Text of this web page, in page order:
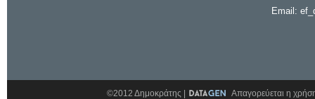
Email:
©2012 Δημοκράτης | Απαγορεύεται η